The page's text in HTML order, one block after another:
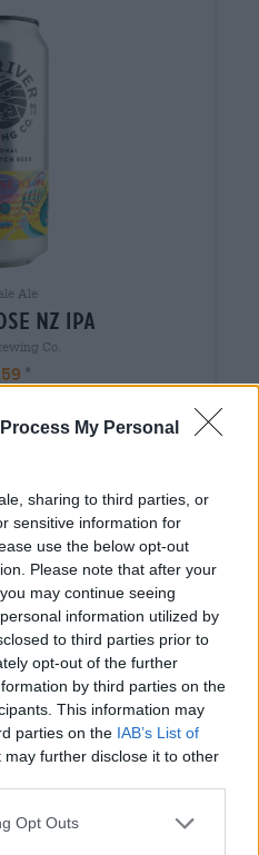
My Personal
sharing to third parties, or
sensitive information for
use the below opt-out
Please note that after your
may continue seeing
information utilized by
to third parties prior to
opt-out of the further
by third parties on the
This information may
parties on the IAB’s List of
may further disclose it to other
Opt Outs
Ale
nz ipa
Co.